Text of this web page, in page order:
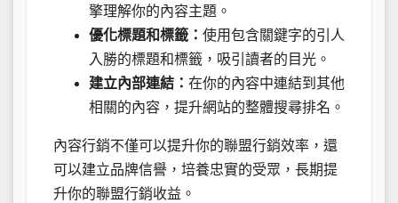
擎理解你的內容主題。
優化標題和標籤： 使用包含關鍵字的引人
入勝的標題和標籤，吸引讀者的目光。
建立內部連結： 在你的內容中連結到其他
相關的內容，提升網站的整體搜尋排名。
內容行銷不僅可以提升你的聯盟行銷效率，還
可以建立品牌信譽，培養忠實的受眾，長期提
升你的聯盟行銷收益。